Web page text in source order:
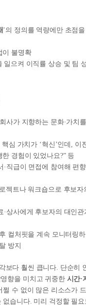
’의 정의를 역량에만 초점을
이 불명확
일으켜 이직률 상승 및 팀
사가 지향하는 문화·가치를
핵심 가치가 ‘혁신’인데, 이
경험이 있었나요?” 등
·직급이 면접에 참여해 편향
젝트나 워크숍으로 후보자
·상사에게 후보자의 대인관
컬처핏을 계속 모니터링하
방지
보다 훨씬 큽니다. 단순히
향을 미치고 귀중한 시간·
쩔 수 없이 많은 리소스가 드
없습니다. 미리 걱정할 필요